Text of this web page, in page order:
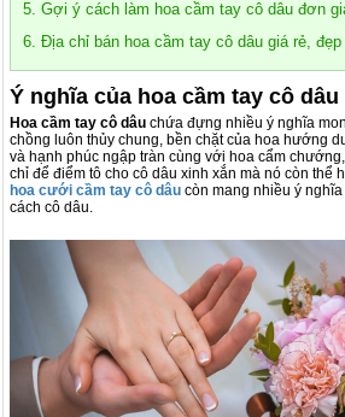
5. Gợi ý cách làm hoa cầm tay cô dâu đơn
6. Địa chỉ bán hoa cầm tay cô dâu giá rẻ, đẹp
Ý nghĩa của hoa cầm tay cô dâu
Hoa cầm tay cô dâu chứa đựng nhiều ý nghĩa
chồng luôn thủy chung, bền chặt của hoa hướng
và hạnh phúc ngập tràn cùng với hoa cẩm
chỉ để điểm tô cho cô dâu xinh xắn mà nó còn thể
hoa cưới cầm tay cô dâu còn mang nhiều ý
cách cô dâu.